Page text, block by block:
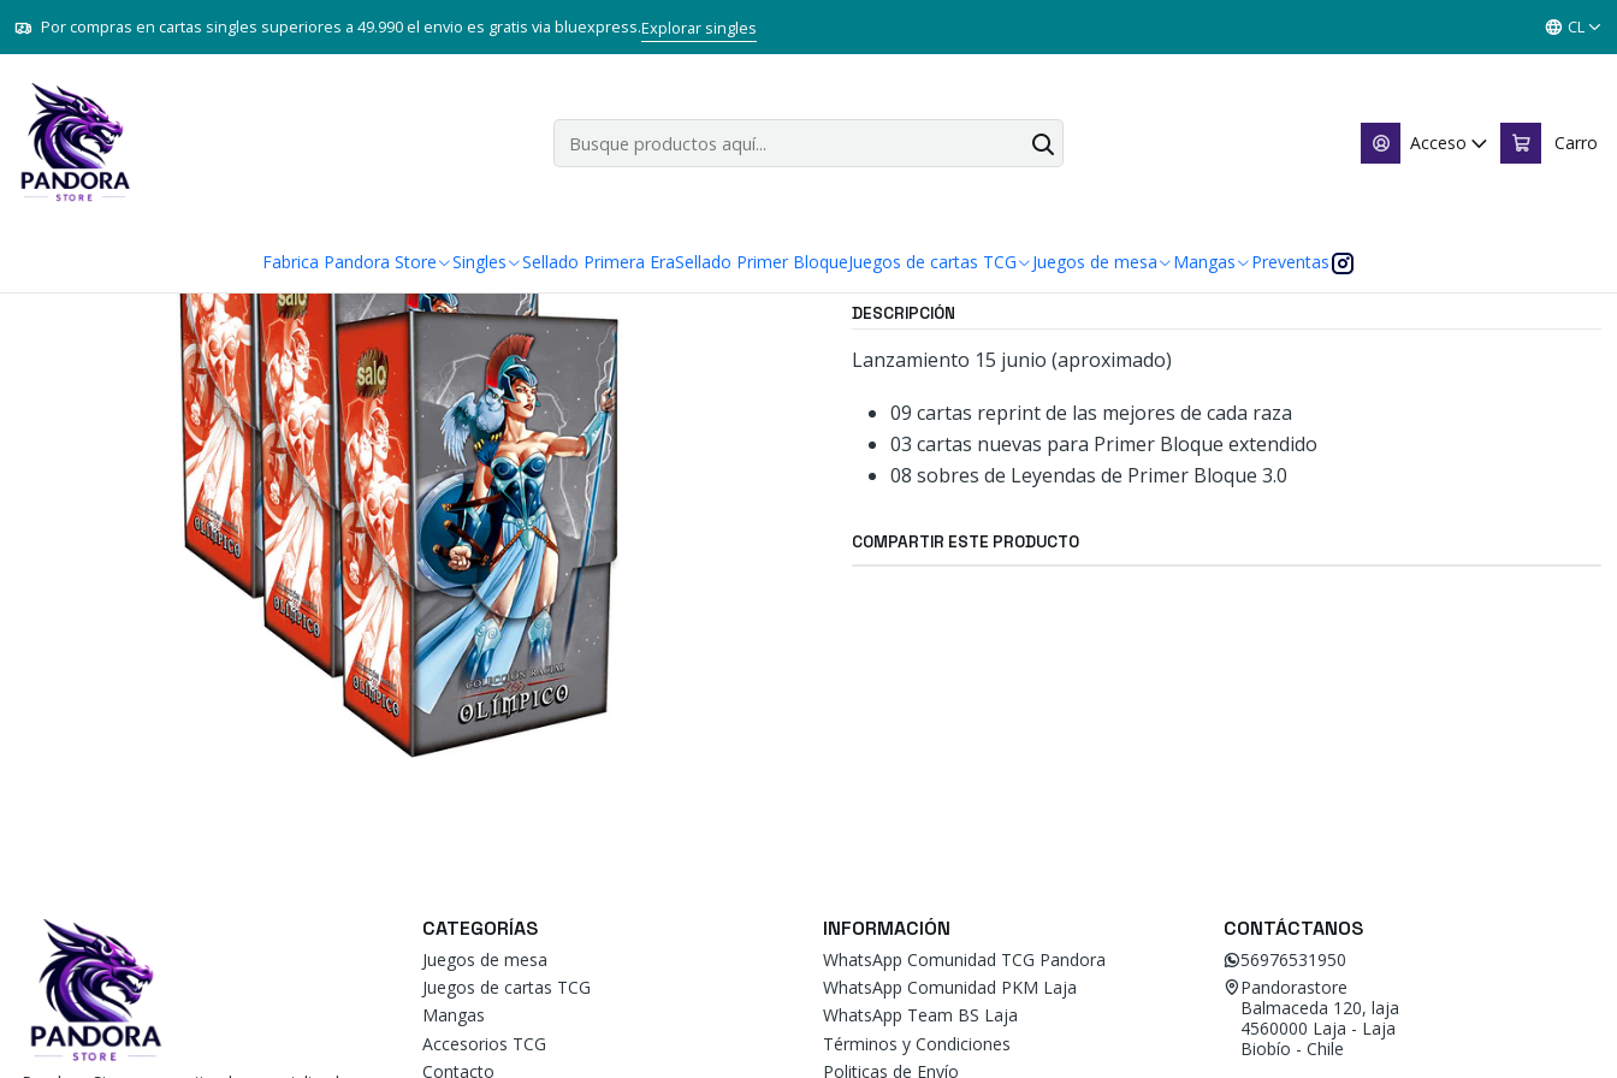
Acceso Carro
Fabrica Pandora Store Singles Sellado Primera EraSellado Primer BloqueJuegos de cartas TCG Juegos de mesa Mangas Preventas
Por compras en cartas singles superiores a 49.990 el envio es gratis via bluexpress.Explorar singles CL
Inicio Juegos de cartas TCG Mitos y Leyendas TCG
Kit Racial Primer Bloque Olímpico X3
Mostrar stock de ubicaciones
DESCRIPCIÓN
Lanzamiento 15 junio (aproximado)
09 cartas reprint de las mejores de cada raza
03 cartas nuevas para Primer Bloque extendido
08 sobres de Leyendas de Primer Bloque 3.0
COMPARTIR ESTE PRODUCTO
CATEGORÍAS
Juegos de mesa
Juegos de cartas TCG
Mangas
Accesorios TCG
Contacto
INFORMACIÓN
WhatsApp Comunidad TCG Pandora
WhatsApp Comunidad PKM Laja
WhatsApp Team BS Laja
Términos y Condiciones
Politicas de Envío
CONTÁCTANOS
56976531950
Pandorastore
Balmaceda 120, laja
4560000 Laja - Laja
Biobío - Chile